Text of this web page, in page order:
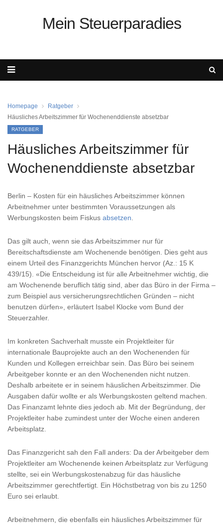
Mein Steuerparadies
Homepage
Ratgeber
Häusliches Arbeitszimmer für Wochenenddienste absetzbar
RATGEBER
Häusliches Arbeitszimmer für
Wochenenddienste absetzbar
Berlin – Kosten für ein häusliches Arbeitszimmer können
Arbeitnehmer unter bestimmten Voraussetzungen als
Werbungskosten beim Fiskus absetzen
Das gilt auch, wenn sie das Arbeitszimmer nur für
Bereitschaftsdienste am Wochenende benötigen. Dies geht aus
einem Urteil des Finanzgerichts München hervor (Az.: 15 K
439/15). «Die Entscheidung ist für alle Arbeitnehmer wichtig, die
am Wochenende beruflich tätig sind, aber das Büro in der Firma –
zum Beispiel aus versicherungsrechtlichen Gründen – nicht
benutzen dürfen», erläutert Isabel Klocke vom Bund der
Steuerzahler.
Im konkreten Sachverhalt musste ein Projektleiter für
internationale Bauprojekte auch an den Wochenenden für
Kunden und Kollegen erreichbar sein. Das Büro bei seinem
Arbeitgeber konnte er an den Wochenenden nicht nutzen.
Deshalb arbeitete er in seinem häuslichen Arbeitszimmer. Die
Ausgaben dafür wollte er als Werbungskosten geltend machen.
Das Finanzamt lehnte dies jedoch ab. Mit der Begründung, der
Projektleiter habe zumindest unter der Woche einen anderen
Arbeitsplatz.
Das Finanzgericht sah den Fall anders: Da der Arbeitgeber dem
Projektleiter am Wochenende keinen Arbeitsplatz zur Verfügung
stellte, sei ein Werbungskostenabzug für das häusliche
Arbeitszimmer gerechtfertigt. Ein Höchstbetrag von bis zu 1250
Euro sei erlaubt.
Arbeitnehmern, die ebenfalls ein häusliches Arbeitszimmer für